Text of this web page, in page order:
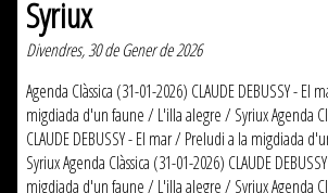
Syriux
Divendres, 30 de Gener de 2026
Agenda Clàssica (31-01-2026) CLAUDE DEBUSSY - El
migdiada d'un faune / L'illa alegre / Syriux Agenda
CLAUDE DEBUSSY - El mar / Preludi a la migdiada
Syriux Agenda Clàssica (31-01-2026) CLAUDE
migdiada d'un faune / L'illa alegre / Syriux Agenda